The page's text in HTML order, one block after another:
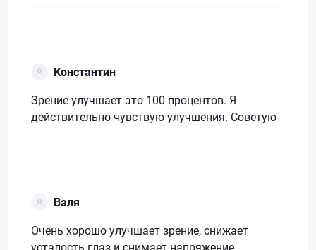
Константин
Зрение улучшает это 100 процентов. Я
действительно чувствую улучшения. Советую
Валя
Очень хорошо улучшает зрение, снижает
усталость глаз и снимает напряжение.